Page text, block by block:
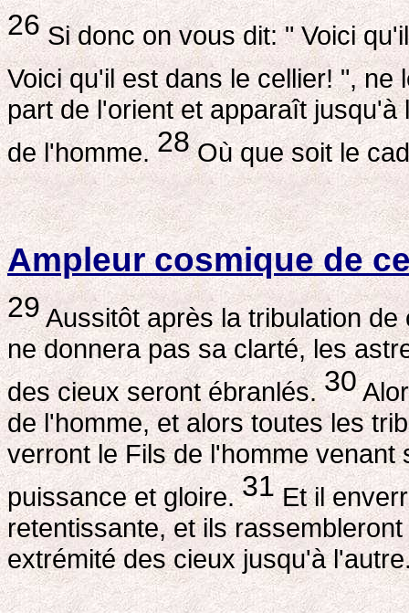
26Si donc on vous dit: " Voici
Voici qu'il est dans le cellier! ",
part de l'orient et apparaît
de l'homme.28Où que soit le
Ampleur cosmique de
29Aussitôt après la tribulation
ne donnera pas sa clarté, les
des cieux seront ébranlés.30
de l'homme, et alors toutes les
verront le Fils de l'homme
puissance et gloire.31Et il
retentissante, et ils
extrémité des cieux jusqu'à